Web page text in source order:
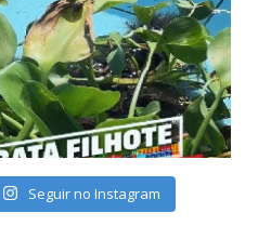
Seguir no Instagram